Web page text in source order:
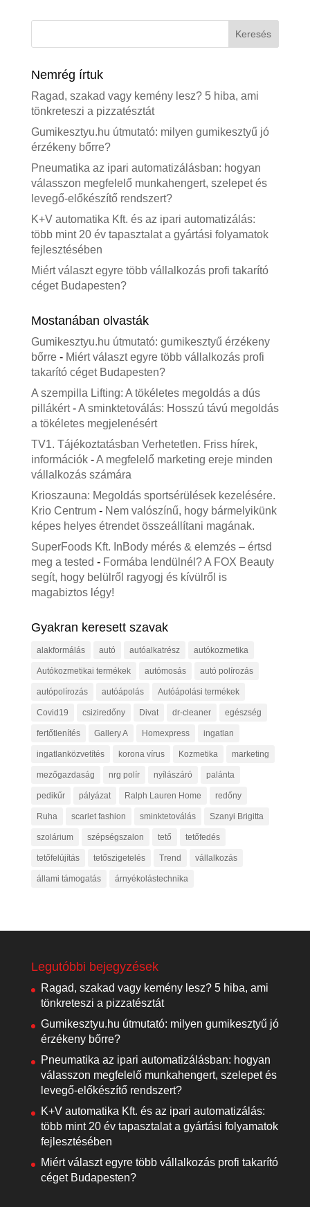
Nemrég írtuk
Ragad, szakad vagy kemény lesz? 5 hiba, ami
tönkreteszi a pizzatésztát
Gumikesztyu.hu útmutató: milyen gumikesztyű jó
érzékeny bőrre?
Pneumatika az ipari automatizálásban: hogyan
válasszon megfelelő munkahengert, szelepet és
levegő-előkészítő rendszert?
K+V automatika Kft. és az ipari automatizálás:
több mint 20 év tapasztalat a gyártási folyamatok
fejlesztésében
Miért választ egyre több vállalkozás profi takarító
céget Budapesten?
Mostanában olvasták
Gumikesztyu.hu útmutató: gumikesztyű érzékeny
bőrre- Miért választ egyre több vállalkozás profi
takarító céget Budapesten?
A szempilla Lifting: A tökéletes megoldás a dús
pillákért-A sminktetoválás: Hosszú távú megoldás
a tökéletes megjelenésért
TV1. Tájékoztatásban Verhetetlen. Friss hírek,
információk-A megfelelő marketing ereje minden
vállalkozás számára
Krioszauna: Megoldás sportsérülések kezelésére.
Krio Centrum- Nem valószínű, hogy bármelyikünk
képes helyes étrendet összeállítani magának.
SuperFoods Kft. InBody mérés & elemzés – értsd
meg a tested - Formába lendülnél? A FOX Beauty
segít, hogy belülről ragyogj és kívülről is
magabiztos légy!
Gyakran keresett szavak
alakformálás autó autóalkatrész autókozmetika
Autókozmetikai termékek autómosás autó polírozás
autópolírozás autóápolás Autóápolási termékek
Covid19 csiziredőny Divat dr-cleaner egészség
fertőtlenítés Gallery A Homexpress ingatlan
ingatlanközvetítés korona vírus Kozmetika marketing
mezőgazdaság nrg polír nyílászáró palánta
pedikűr pályázat Ralph Lauren Home redőny
Ruha scarlet fashion sminktetoválás Szanyi Brigitta
szolárium szépségszalon tető tetőfedés
tetőfelújítás tetőszigetelés Trend vállalkozás
állami támogatás árnyékolástechnika
Legutóbbi bejegyzések
Ragad, szakad vagy kemény lesz? 5 hiba, ami
tönkreteszi a pizzatésztát
Gumikesztyu.hu útmutató: milyen gumikesztyű jó
érzékeny bőrre?
Pneumatika az ipari automatizálásban: hogyan
válasszon megfelelő munkahengert, szelepet és
levegő-előkészítő rendszert?
K+V automatika Kft. és az ipari automatizálás:
több mint 20 év tapasztalat a gyártási folyamatok
fejlesztésében
Miért választ egyre több vállalkozás profi takarító
céget Budapesten?